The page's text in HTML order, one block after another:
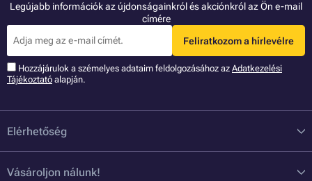
Legújabb információk az újdonságainkról és akciónkról az Ön e-mail
címére
Feliratkozom a hírlevélre
Hozzájárulok a szémelyes adataim feldolgozásához az Adatkezelési
Tájékoztató alapján.
Elérhetőség
Vásároljon nálunk!